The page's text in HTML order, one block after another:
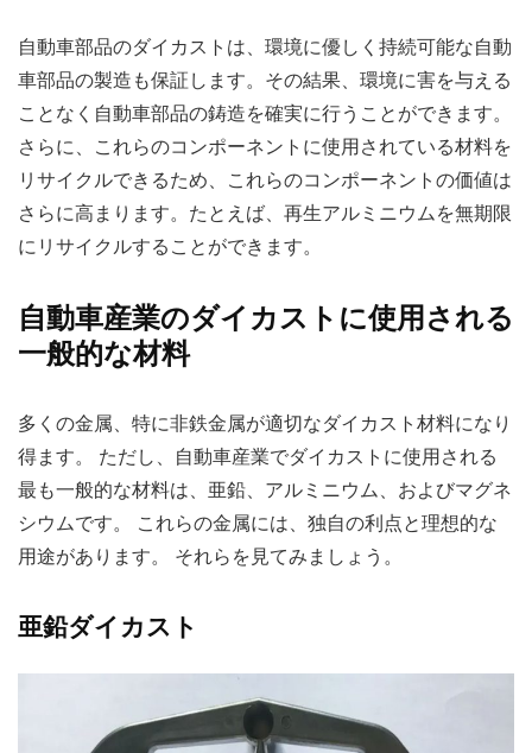
自動車部品のダイカストは、環境に優しく持続可能な自動
車部品の製造も保証します。その結果、環境に害を与える
ことなく自動車部品の鋳造を確実に行うことができます。
さらに、これらのコンポーネントに使用されている材料を
リサイクルできるため、これらのコンポーネントの価値は
さらに高まります。たとえば、再生アルミニウムを無期限
にリサイクルすることができます。
自動車産業のダイカストに使用される
一般的な材料
多くの金属、特に非鉄金属が適切なダイカスト材料になり
得ます。 ただし、自動車産業でダイカストに使用される
最も一般的な材料は、亜鉛、アルミニウム、およびマグネ
シウムです。 これらの金属には、独自の利点と理想的な
用途があります。 それらを見てみましょう。
亜鉛ダイカスト